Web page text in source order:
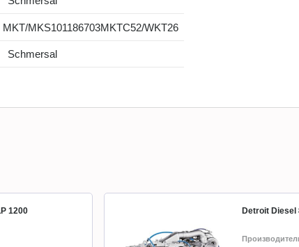
MKT/MKS101186703MKTC52/WKT26
Schmersal
1200 Detroit Diesel